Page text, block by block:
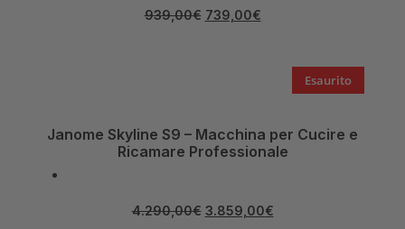
939,00€ 739,00€
Esaurito
Janome Skyline S9 – Macchina per Cucire e
Ricamare Professionale
4.290,00€ 3.859,00€